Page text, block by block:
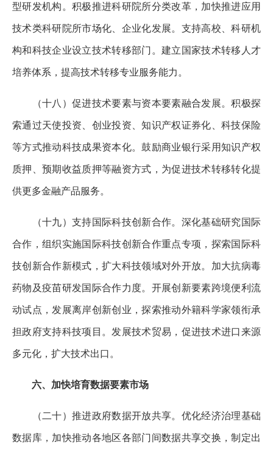
型研发机构。积极推进科研院所分类改革，加快推进应用
技术类科研院所市场化、企业化发展。支持高校、科研机
构和科技企业设立技术转移部门。建立国家技术转移人才
培养体系，提高技术转移专业服务能力。
（十八）促进技术要素与资本要素融合发展。积极探
索通过天使投资、创业投资、知识产权证券化、科技保险
等方式推动科技成果资本化。鼓励商业银行采用知识产权
质押、预期收益质押等融资方式，为促进技术转移转化提
供更多金融产品服务。
（十九）支持国际科技创新合作。深化基础研究国际
合作，组织实施国际科技创新合作重点专项，探索国际科
技创新合作新模式，扩大科技领域对外开放。加大抗病毒
药物及疫苗研发国际合作力度。开展创新要素跨境便利流
动试点，发展离岸创新创业，探索推动外籍科学家领衔承
担政府支持科技项目。发展技术贸易，促进技术进口来源
多元化，扩大技术出口。
六、加快培育数据要素市场
（二十）推进政府数据开放共享。优化经济治理基础
数据库，加快推动各地区各部门间数据共享交换，制定出